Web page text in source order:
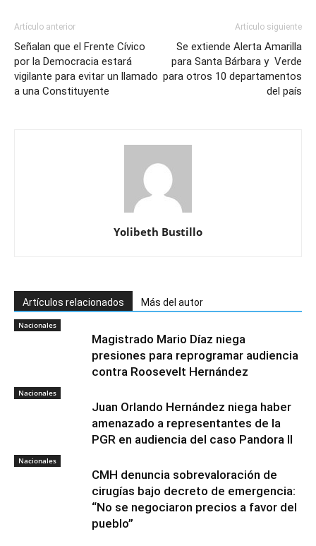
Artículo anterior
Señalan que el Frente Cívico
por la Democracia estará
vigilante para evitar un llamado
a una Constituyente
Artículo siguiente
Se extiende Alerta Amarilla
para Santa Bárbara y Verde
para otros 10 departamentos
del país
Yolibeth Bustillo
Artículos relacionados Más del autor
Nacionales
Magistrado Mario Díaz niega
presiones para reprogramar audiencia
contra Roosevelt Hernández
Nacionales
Juan Orlando Hernández niega haber
amenazado a representantes de la
PGR en audiencia del caso Pandora II
Nacionales
CMH denuncia sobrevaloración de
cirugías bajo decreto de emergencia:
“No se negociaron precios a favor del
pueblo”